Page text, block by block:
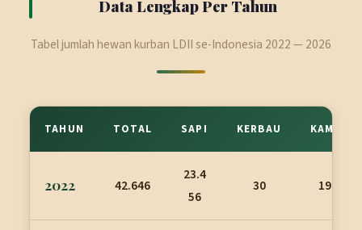
Data Lengkap Per Tahun
Tabel jumlah hewan kurban LDII se-Indonesia 2022 — 2026
TAHUN TOTAL SAPI KERBAU KAMBING
2022 42.646
23.4
56
30 19.160